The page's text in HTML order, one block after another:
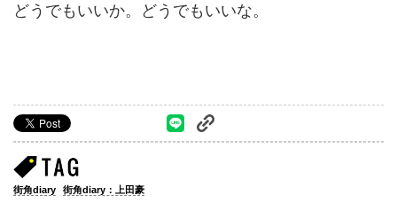
どうでもいいか。どうでもいいな。
街角diary 街角diary：上田豪